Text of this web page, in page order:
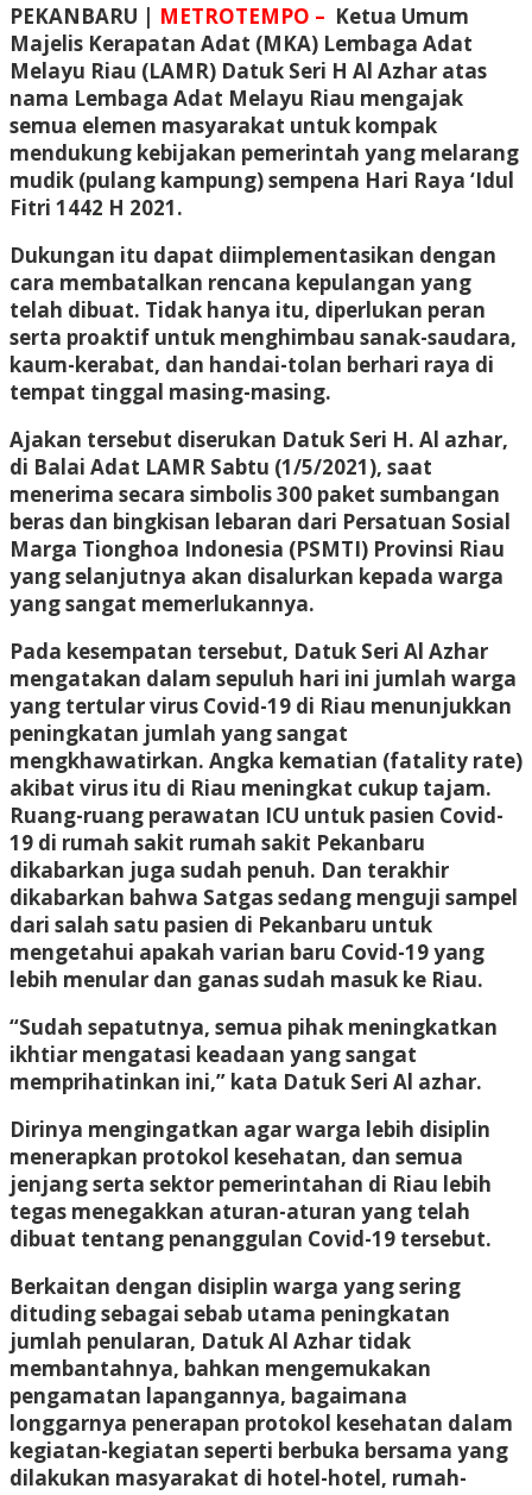
PEKANBARU | METROTEMPO – Ketua Umum
Majelis Kerapatan Adat (MKA) Lembaga Adat
Melayu Riau (LAMR) Datuk Seri H Al Azhar atas
nama Lembaga Adat Melayu Riau mengajak
semua elemen masyarakat untuk kompak
mendukung kebijakan pemerintah yang melarang
mudik (pulang kampung) sempena Hari Raya ‘Idul
Fitri 1442 H 2021.
Dukungan itu dapat diimplementasikan dengan
cara membatalkan rencana kepulangan yang
telah dibuat. Tidak hanya itu, diperlukan peran
serta proaktif untuk menghimbau sanak-saudara,
kaum-kerabat, dan handai-tolan berhari raya di
tempat tinggal masing-masing.
Ajakan tersebut diserukan Datuk Seri H. Al azhar,
di Balai Adat LAMR Sabtu (1/5/2021), saat
menerima secara simbolis 300 paket sumbangan
beras dan bingkisan lebaran dari Persatuan Sosial
Marga Tionghoa Indonesia (PSMTI) Provinsi Riau
yang selanjutnya akan disalurkan kepada warga
yang sangat memerlukannya.
Pada kesempatan tersebut, Datuk Seri Al Azhar
mengatakan dalam sepuluh hari ini jumlah warga
yang tertular virus Covid-19 di Riau menunjukkan
peningkatan jumlah yang sangat
mengkhawatirkan. Angka kematian (fatality rate)
akibat virus itu di Riau meningkat cukup tajam.
Ruang-ruang perawatan ICU untuk pasien Covid-
19 di rumah sakit rumah sakit Pekanbaru
dikabarkan juga sudah penuh. Dan terakhir
dikabarkan bahwa Satgas sedang menguji sampel
dari salah satu pasien di Pekanbaru untuk
mengetahui apakah varian baru Covid-19 yang
lebih menular dan ganas sudah masuk ke Riau.
“Sudah sepatutnya, semua pihak meningkatkan
ikhtiar mengatasi keadaan yang sangat
memprihatinkan ini,” kata Datuk Seri Al azhar.
Dirinya mengingatkan agar warga lebih disiplin
menerapkan protokol kesehatan, dan semua
jenjang serta sektor pemerintahan di Riau lebih
tegas menegakkan aturan-aturan yang telah
dibuat tentang penanggulan Covid-19 tersebut.
Berkaitan dengan disiplin warga yang sering
dituding sebagai sebab utama peningkatan
jumlah penularan, Datuk Al Azhar tidak
membantahnya, bahkan mengemukakan
pengamatan lapangannya, bagaimana
longgarnya penerapan protokol kesehatan dalam
kegiatan-kegiatan seperti berbuka bersama yang
dilakukan masyarakat di hotel-hotel, rumah-